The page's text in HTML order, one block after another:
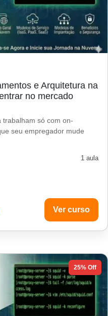
e Arquitetura na
no mercado
trabalham só com on-
seu empregador mude
1 aula
Ver curso
25% Off